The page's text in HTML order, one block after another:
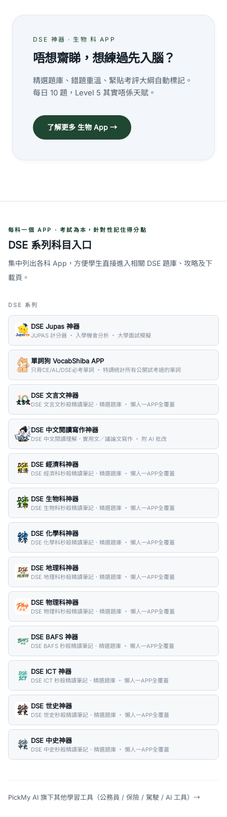
DSE 神器 · 生物 科 APP
唔想齋睇，想練過先入腦？
精選題庫、錯題重溫、緊貼考評大綱自動標記。
每日 10 題，Level 5 其實唔係天賦。
了解更多 生物 App →
每科一個 APP · 考試為本，針對性記住得分點
DSE 系列科目入口
集中列出各科 App，方便學生直接進入相關 DSE 題庫、攻略及下
載頁。
DSE 系列
DSE Jupas 神器
JUPAS 計分器 ・ 入學機會分析 ・ 大學面試模擬
單詞狗 VocabShiba APP
只背CE/AL/DSE必考單詞 ・ 特調統計所有公開試考過的單詞
DSE 文言文神器
DSE 文言文秒殺精讀筆記．精選題庫 ・ 懶人一APP全覆蓋
DSE 中文閱讀寫作神器
DSE 中文閱讀理解．實用文／議論文寫作 ・ 附 AI 批改
DSE 經濟科神器
DSE 經濟科秒殺精讀筆記．精選題庫 ・ 懶人一APP全覆蓋
DSE 生物科神器
DSE 生物科秒殺精讀筆記．精選題庫 ・ 懶人一APP全覆蓋
DSE 化學科神器
DSE 化學科秒殺精讀筆記．精選題庫 ・ 懶人一APP全覆蓋
DSE 地理科神器
DSE 地理科秒殺精讀筆記．精選題庫 ・ 懶人一APP全覆蓋
DSE 物理科神器
DSE 物理科秒殺精讀筆記．精選題庫 ・ 懶人一APP全覆蓋
DSE BAFS 神器
DSE BAFS 秒殺精讀筆記．精選題庫 ・ 懶人一APP全覆蓋
DSE ICT 神器
DSE ICT 秒殺精讀筆記．精選題庫 ・ 懶人一APP全覆蓋
DSE 世史神器
DSE 世史秒殺精讀筆記．精選題庫 ・ 懶人一APP全覆蓋
DSE 中史神器
DSE 中史秒殺精讀筆記．精選題庫 ・ 懶人一APP全覆蓋
PickMy AI 旗下其他學習工具（公務員 / 保險 / 駕駛 / AI 工具） →